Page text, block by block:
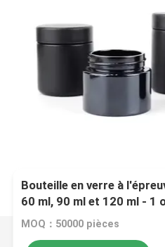
Bouteille en verre à
60 ml, 90 ml et 120 ml - 1
étanche aux airs
MOQ：50000 pièces